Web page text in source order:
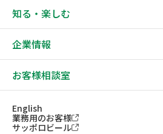
知る・楽しむ
企業情報
お客様相談室
English
業務用のお客様
サッポロビール